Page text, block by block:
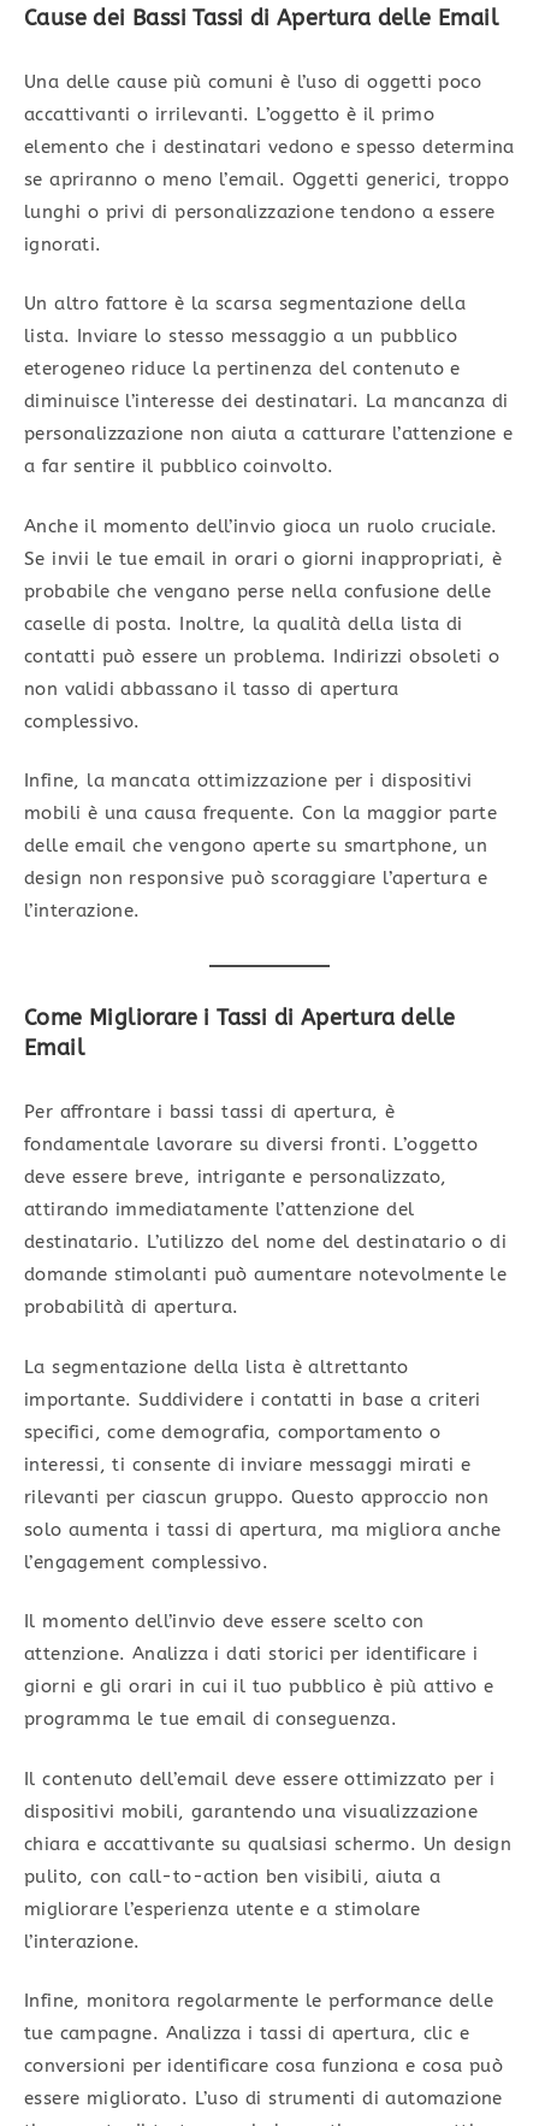
Cause dei Bassi Tassi di Apertura delle Email
Una delle cause più comuni è l’uso di oggetti poco
accattivanti o irrilevanti. L’oggetto è il primo
elemento che i destinatari vedono e spesso determina
se apriranno o meno l’email. Oggetti generici, troppo
lunghi o privi di personalizzazione tendono a essere
ignorati.
Un altro fattore è la scarsa segmentazione della
lista. Inviare lo stesso messaggio a un pubblico
eterogeneo riduce la pertinenza del contenuto e
diminuisce l’interesse dei destinatari. La mancanza di
personalizzazione non aiuta a catturare l’attenzione e
a far sentire il pubblico coinvolto.
Anche il momento dell’invio gioca un ruolo cruciale.
Se invii le tue email in orari o giorni inappropriati, è
probabile che vengano perse nella confusione delle
caselle di posta. Inoltre, la qualità della lista di
contatti può essere un problema. Indirizzi obsoleti o
non validi abbassano il tasso di apertura
complessivo.
Infine, la mancata ottimizzazione per i dispositivi
mobili è una causa frequente. Con la maggior parte
delle email che vengono aperte su smartphone, un
design non responsive può scoraggiare l’apertura e
l’interazione.
Come Migliorare i Tassi di Apertura delle
Email
Per affrontare i bassi tassi di apertura, è
fondamentale lavorare su diversi fronti. L’oggetto
deve essere breve, intrigante e personalizzato,
attirando immediatamente l’attenzione del
destinatario. L’utilizzo del nome del destinatario o di
domande stimolanti può aumentare notevolmente le
probabilità di apertura.
La segmentazione della lista è altrettanto
importante. Suddividere i contatti in base a criteri
specifici, come demografia, comportamento o
interessi, ti consente di inviare messaggi mirati e
rilevanti per ciascun gruppo. Questo approccio non
solo aumenta i tassi di apertura, ma migliora anche
l’engagement complessivo.
Il momento dell’invio deve essere scelto con
attenzione. Analizza i dati storici per identificare i
giorni e gli orari in cui il tuo pubblico è più attivo e
programma le tue email di conseguenza.
Il contenuto dell’email deve essere ottimizzato per i
dispositivi mobili, garantendo una visualizzazione
chiara e accattivante su qualsiasi schermo. Un design
pulito, con call-to-action ben visibili, aiuta a
migliorare l’esperienza utente e a stimolare
l’interazione.
Infine, monitora regolarmente le performance delle
tue campagne. Analizza i tassi di apertura, clic e
conversioni per identificare cosa funziona e cosa può
essere migliorato. L’uso di strumenti di automazione